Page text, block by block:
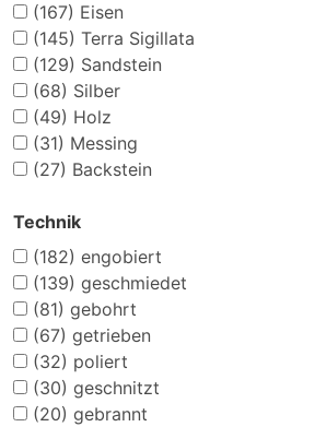
(167) Eisen
(145) Terra Sigillata
(129) Sandstein
(68) Silber
(49) Holz
(31) Messing
(27) Backstein
Technik
(182) engobiert
(139) geschmiedet
(81) gebohrt
(67) getrieben
(32) poliert
(30) geschnitzt
(20) gebrannt